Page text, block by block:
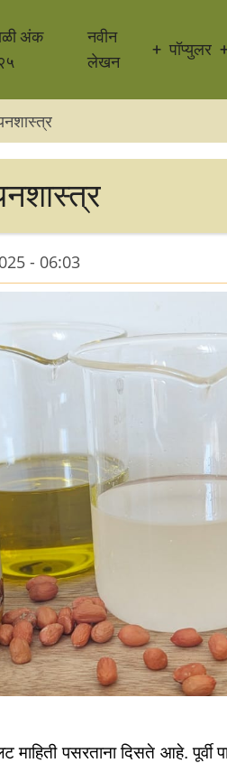
अंक
नवीन
लेखन
पॉप्युलर
- 06:03
पसरताना दिसते आहे. पूर्वी